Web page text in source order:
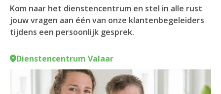
Kom naar het dienstencentrum en stel in alle rust
jouw vragen aan één van onze klantenbegeleiders
tijdens een persoonlijk gesprek.
Dienstencentrum Valaar